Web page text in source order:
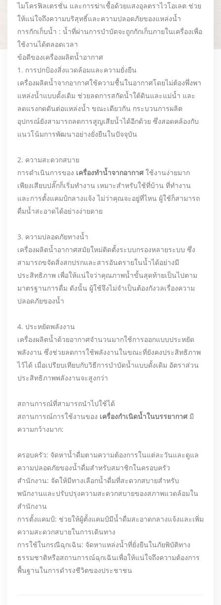
ไมโครฟิลเตรชั่น และการฆ่าเชื้อด้วยแสงอุลตราไวโอเลต ช่วย
ให้แน่ใจถึงความบริสุทธิ์และความปลอดภัยของแหล่งน้ำ
การกักเก็บน้ำ : น้ำที่ผ่านการบำบัดจะถูกกักเก็บภายในเครื่องเพื่อ
ใช้งานได้ตลอดเวลา
ข้อดีของเครื่องผลิตน้ำอากาศ
1. การปกป้องสิ่งแวดล้อมและความยั่งยืน
เครื่องผลิตน้ำจากอากาศใช้ความชื้นในอากาศโดยไม่ต้องพึ่งพา
แหล่งน้ำแบบดั้งเดิม ช่วยลดการสกัดน้ำใต้ดินและแม่น้ำ และ
ลดแรงกดดันต่อแหล่งน้ำ ขณะเดียวกัน กระบวนการผลิต
อุปกรณ์ยังสามารถลดการสูญเสียน้ำได้อีกด้วย ซึ่งสอดคล้องกับ
แนวโน้มการพัฒนาอย่างยั่งยืนในปัจจุบัน
2. ความสะดวกสบาย
การดำเนินการของ เครื่องทำน้ำจากอากาศ ใช้งานง่ายมาก
เพียงเสียบปลั๊กก็เริ่มทำงาน เหมาะสำหรับใช้ที่บ้าน ที่ทำงาน
และการตั้งแคมป์กลางแจ้ง ไม่ว่าคุณจะอยู่ที่ไหน ผู้ใช้ก็สามารถ
ดื่มน้ำสะอาดได้อย่างง่ายดาย
3. ความปลอดภัยทางน้ำ
เครื่องผลิตน้ำอากาศสมัยใหม่ติดตั้งระบบกรองหลายระบบ ซึ่ง
สามารถขจัดสิ่งสกปรกและสารอันตรายในน้ำได้อย่างมี
ประสิทธิภาพ เพื่อให้แน่ใจว่าคุณภาพน้ำขั้นสุดท้ายเป็นไปตาม
มาตรฐานการดื่ม ดังนั้น ผู้ใช้จึงไม่จำเป็นต้องกังวลเรื่องความ
ปลอดภัยของน้ำ
4. ประหยัดพลังงาน
เครื่องผลิตน้ำด้วยอากาศจำนวนมากใช้การออกแบบประหยัด
พลังงาน ซึ่งช่วยลดการใช้พลังงานในขณะที่ยังคงประสิทธิภาพ
ไว้ได้ เมื่อเปรียบเทียบกับวิธีการบำบัดน้ำแบบดั้งเดิม อัตราส่วน
ประสิทธิภาพพลังงานจะสูงกว่า
สถานการณ์ที่สามารถนำไปใช้ได้
สถานการณ์การใช้งานของ เครื่องกำเนิดน้ำในบรรยากาศ มี
ความกว้างมาก:
ครอบครัว: จัดหาน้ำดื่มตามความต้องการในแต่ละวันและดูแล
ความปลอดภัยของน้ำดื่มสำหรับสมาชิกในครอบครัว
สำนักงาน: จัดให้มีทางเลือกน้ำดื่มที่สะดวกสบายสำหรับ
พนักงานและปรับปรุงความสะดวกสบายของสภาพแวดล้อมใน
สำนักงาน
การตั้งแคมป์: ช่วยให้ผู้ตั้งแคมป์มีน้ำดื่มสะอาดกลางแจ้งและเพิ่ม
ความสะดวกสบายในการเดินทาง
การใช้ในกรณีฉุกเฉิน: จัดหาแหล่งน้ำที่ยั่งยืนในภัยพิบัติทาง
ธรรมชาติหรือสถานการณ์ฉุกเฉินเพื่อให้แน่ใจถึงความต้องการ
พื้นฐานในการดำรงชีวิตของประชาชน